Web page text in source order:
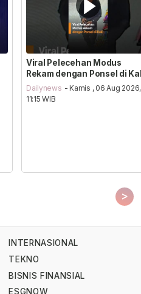
Viral Pelecehan Modus
Rekam dengan Ponsel di
Dailynews - Kamis , 06 Aug 2026,
11:15 WIB
>
INTERNASIONAL
TEKNO
BISNIS FINANSIAL
ESGNOW